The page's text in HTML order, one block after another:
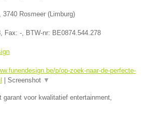
3740 Rosmeer (Limburg)
, Fax: - , BTW-nr: BE0874.544.278
p/op-zoek-naar-de-perfecte-
| Screenshot ▼
garant voor kwalitatief entertainment,